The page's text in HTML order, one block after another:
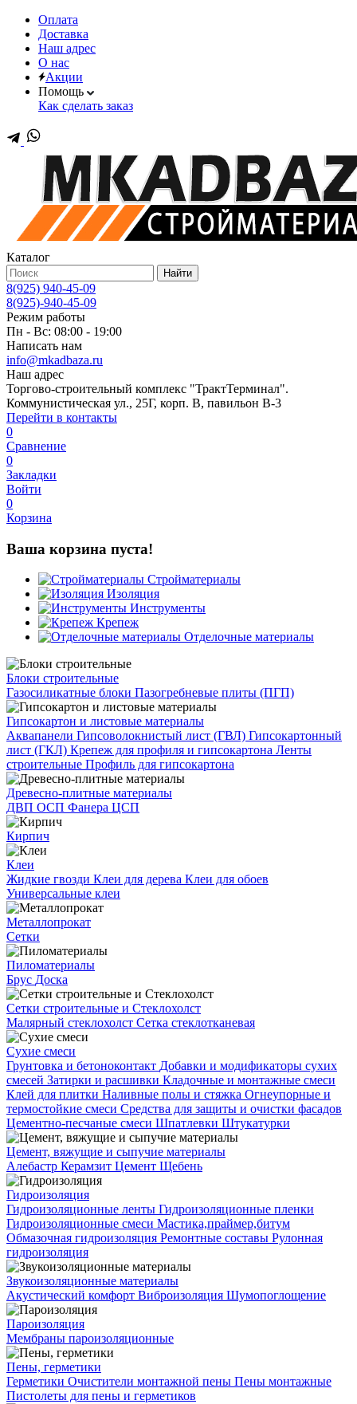
Оплата
Доставка
Наш адрес
О нас
Акции
Помощь
Как сделать заказ
Каталог
Найти
8(925) 940-45-09
8(925)-940-45-09
Режим работы
Пн - Вс: 08:00 - 19:00
Написать нам
info@mkadbaza.ru
Наш адрес
Торгово-строительный комплекс "ТрактТерминал".
Коммунистическая ул., 25Г, корп. В, павильон В-3
Перейти в контакты
0
Сравнение
0
Закладки
Войти
0
Корзина
Ваша корзина пуста!
Стройматериалы
Изоляция
Инструменты
Крепеж
Отделочные материалы
Блоки строительные
Газосиликатные блоки Пазогребневые плиты (ПГП)
Гипсокартон и листовые материалы
Аквапанели Гипсоволокнистый лист (ГВЛ) Гипсокартонный
лист (ГКЛ) Крепеж для профиля и гипсокартона Ленты
строительные Профиль для гипсокартона
Древесно-плитные материалы
ДВП ОСП Фанера ЦСП
Кирпич
Клеи
Жидкие гвозди Клеи для дерева Клеи для обоев
Универсальные клеи
Металлопрокат
Сетки
Пиломатериалы
Брус Доска
Сетки строительные и Стеклохолст
Малярный стеклохолст Сетка стеклотканевая
Сухие смеси
Грунтовка и бетоноконтакт Добавки и модификаторы сухих
смесей Затирки и расшивки Кладочные и монтажные смеси
Клей для плитки Наливные полы и стяжка Огнеупорные и
термостойкие смеси Средства для защиты и очистки фасадов
Цементно-песчаные смеси Шпатлевки Штукатурки
Цемент, вяжущие и сыпучие материалы
Алебастр Керамзит Цемент Щебень
Гидроизоляция
Гидроизоляционные ленты Гидроизоляционные пленки
Гидроизоляционные смеси Мастика,праймер,битум
Обмазочная гидроизоляция Ремонтные составы Рулонная
гидроизоляция
Звукоизоляционные материалы
Акустический комфорт Виброизоляция Шумопоглощение
Пароизоляция
Мембраны пароизоляционные
Пены, герметики
Герметики Очистители монтажной пены Пены монтажные
Пистолеты для пены и герметиков